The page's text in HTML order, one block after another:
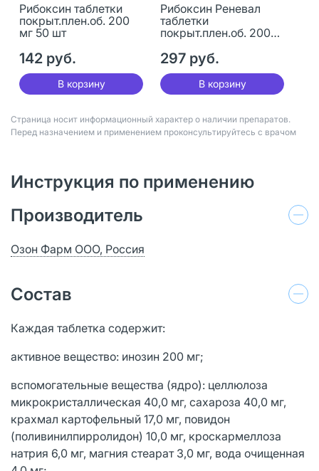
Рибоксин таблетки
покрыт.плен.об. 200
мг 50 шт
142 руб.
В корзину
Рибоксин Реневал
таблетки
покрыт.плен.об. 200
297 руб.
В корзину
Страница носит информационный характер о наличии препаратов.
Перед назначением и применением проконсультируйтесь с врачом
Инструкция по применению
Производитель
Озон Фарм ООО, Россия
Состав
Каждая таблетка содержит:
активное вещество: инозин 200 мг;
вспомогательные вещества (ядро): целлюлоза
микрокристаллическая 40,0 мг, сахароза 40,0 мг,
крахмал картофельный 17,0 мг, повидон
(поливинилпирролидон) 10,0 мг, кроскармеллоза
натрия 6,0 мг, магния стеарат 3,0 мг, вода очищенная